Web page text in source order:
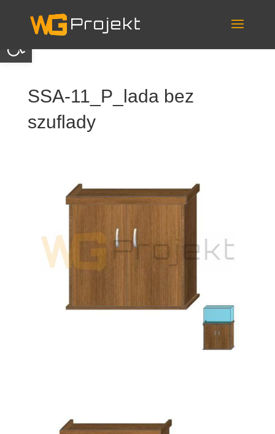
Otwórz pasek narzędzi
content
SSA-11_P_lada bez
szuflady